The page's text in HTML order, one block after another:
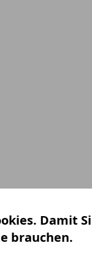
Damit
brauchen.